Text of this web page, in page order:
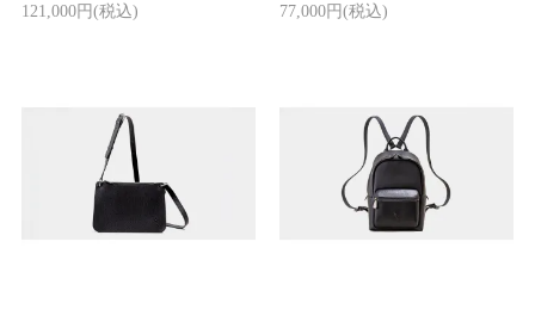
121,000円(税込) 77,000円(税込)